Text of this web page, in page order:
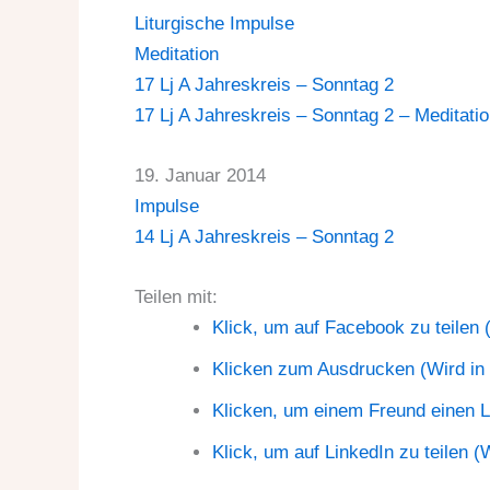
Liturgische Impulse
Meditation
17 Lj A Jahreskreis – Sonntag 2
17 Lj A Jahreskreis – Sonntag 2 –
19. Januar 2014
Impulse
14 Lj A Jahreskreis – Sonntag 2
Teilen mit:
Klick, um auf Facebook zu teilen
Klicken zum Ausdrucken (Wird
Klicken, um einem Freund einen
Klick, um auf LinkedIn zu teilen